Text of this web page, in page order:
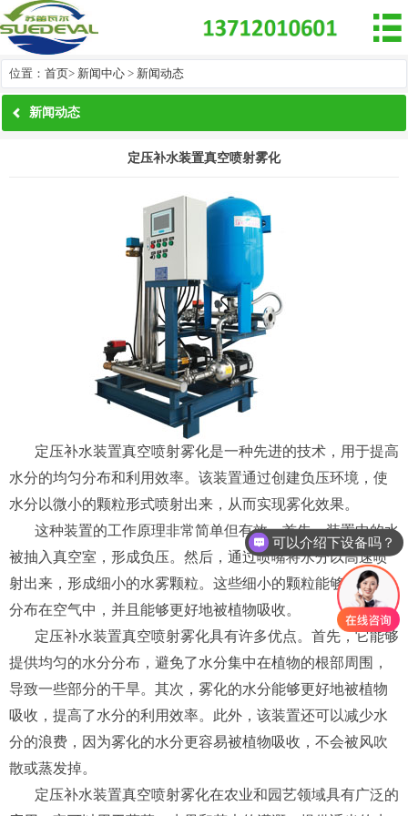

位置： 首页> 新闻中心 > 新闻动态
新闻动态
定压补水装置真空喷射雾化
定压补水装置真空喷射雾化是一种先进的技术，用于提高
水分的均匀分布和利用效率。该装置通过创建负压环境，使
水分以微小的颗粒形式喷射出来，从而实现雾化效果。
这种装置的工作原理非常简单但有效。首先，装置中的水
被抽入真空室，形成负压。然后，通过喷嘴将水分以高速喷
射出来，形成细小的水雾颗粒。这些细小的颗粒能够均匀地
分布在空气中，并且能够更好地被植物吸收。
定压补水装置真空喷射雾化具有许多优点。首先，它能够
提供均匀的水分分布，避免了水分集中在植物的根部周围，
导致一些部分的干旱。其次，雾化的水分能够更好地被植物
吸收，提高了水分的利用效率。此外，该装置还可以减少水
分的浪费，因为雾化的水分更容易被植物吸收，不会被风吹
散或蒸发掉。
定压补水装置真空喷射雾化在农业和园艺领域具有广泛的
可以介绍下设备吗？